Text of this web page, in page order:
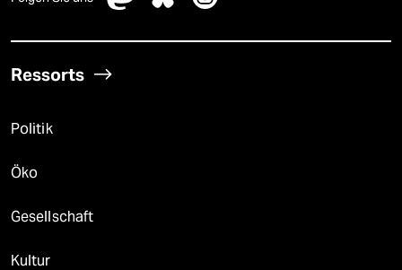
Ressorts
Politik
Öko
Gesellschaft
Kultur